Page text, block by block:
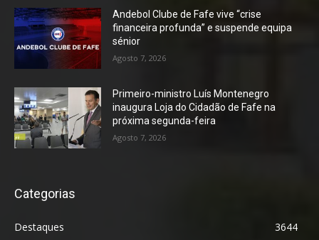
Andebol Clube de Fafe vive “crise
financeira profunda” e suspende equipa
sénior
Agosto 7, 2026
Primeiro-ministro Luís Montenegro
inaugura Loja do Cidadão de Fafe na
próxima segunda-feira
Agosto 7, 2026
Categorias
Destaques
3644